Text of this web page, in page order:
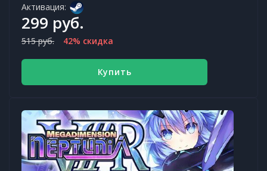
Активация:
299 руб.
515 руб. 42% скидка
Купить